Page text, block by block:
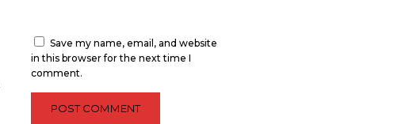
Save my name, email, and website
in this browser for the next time I
comment.